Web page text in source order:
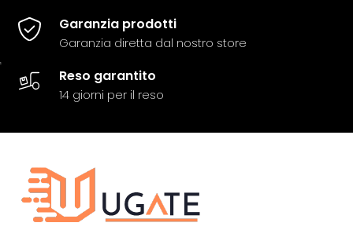
Garanzia prodotti
Garanzia diretta dal nostro store
Reso garantito
14 giorni per il reso